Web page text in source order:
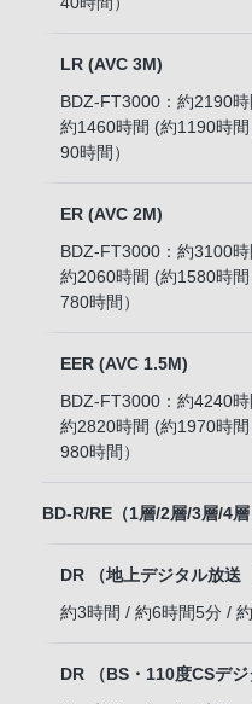
LR (AVC 3M)
BDZ-FT3000：約2190
約1460時間 (約1190時
90時間）
ER (AVC 2M)
BDZ-FT3000：約3100
約2060時間 (約1580時
780時間）
EER (AVC 1.5M)
BDZ-FT3000：約4240
約2820時間 (約1970時
980時間）
BD-R/RE（1層/2層/3層/4層
DR （地上デジタル放
約3時間 / 約6時間5分 /
DR （BS・110度CSデ